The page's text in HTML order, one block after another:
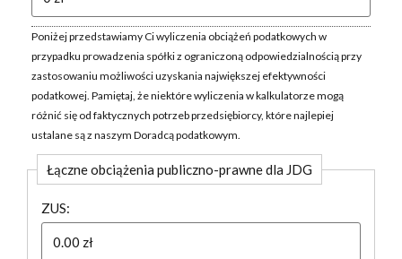
Poniżej przedstawiamy Ci wyliczenia obciążeń podatkowych w
przypadku prowadzenia spółki z ograniczoną odpowiedzialnością przy
zastosowaniu możliwości uzyskania największej efektywności
podatkowej. Pamiętaj, że niektóre wyliczenia w kalkulatorze mogą
różnić się od faktycznych potrzeb przedsiębiorcy, które najlepiej
ustalane są z naszym Doradcą podatkowym.
Łączne obciążenia publiczno-prawne dla JDG
ZUS: